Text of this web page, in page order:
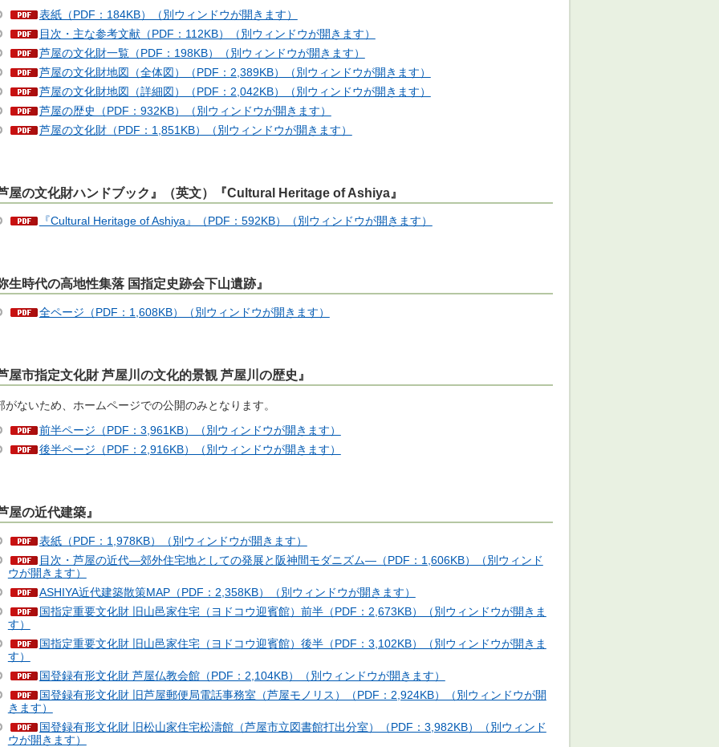
表紙（PDF：184KB）（別ウィンドウが開きます）
目次・主な参考文献（PDF：112KB）（別ウィンドウが開きます）
芦屋の文化財一覧（PDF：198KB）（別ウィンドウが開きます）
芦屋の文化財地図（全体図）（PDF：2,389KB）（別ウィンドウが開きます）
芦屋の文化財地図（詳細図）（PDF：2,042KB）（別ウィンドウが開きます）
芦屋の歴史（PDF：932KB）（別ウィンドウが開きます）
芦屋の文化財（PDF：1,851KB）（別ウィンドウが開きます）
屋の文化財ハンドブック』（英文）『Cultural Heritage of Ashiya』
『Cultural Heritage of Ashiya』（PDF：592KB）（別ウィンドウが開きます）
生時代の高地性集落 国指定史跡会下山遺跡』
全ページ（PDF：1,608KB）（別ウィンドウが開きます）
屋市指定文化財 芦屋川の文化的景観 芦屋川の歴史』
がないため、ホームページでの公開のみとなります。
前半ページ（PDF：3,961KB）（別ウィンドウが開きます）
後半ページ（PDF：2,916KB）（別ウィンドウが開きます）
屋の近代建築』
表紙（PDF：1,978KB）（別ウィンドウが開きます）
目次・芦屋の近代―郊外住宅地としての発展と阪神間モダニズム―（PDF：1,606KB）（別ウィンド
ウが開きます）
ASHIYA近代建築散策MAP（PDF：2,358KB）（別ウィンドウが開きます）
国指定重要文化財 旧山邑家住宅（ヨドコウ迎賓館）前半（PDF：2,673KB）（別ウィンドウが開きま
す）
国指定重要文化財 旧山邑家住宅（ヨドコウ迎賓館）後半（PDF：3,102KB）（別ウィンドウが開きま
す）
国登録有形文化財 芦屋仏教会館（PDF：2,104KB）（別ウィンドウが開きます）
国登録有形文化財 旧芦屋郵便局電話事務室（芦屋モノリス）（PDF：2,924KB）（別ウィンドウが開
きます）
国登録有形文化財 旧松山家住宅松濤館（芦屋市立図書館打出分室）（PDF：3,982KB）（別ウィンド
ウが開きます）